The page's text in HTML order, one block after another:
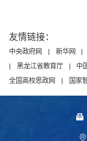
友情链接：
中央政府网 | 新华网 |
|
黑龙江省教育厅 | 中
全国高校思政网
| 国家